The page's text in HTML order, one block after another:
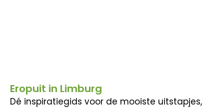
Eropuit in Limburg
Dé inspiratiegids voor de mooiste uitstapjes,